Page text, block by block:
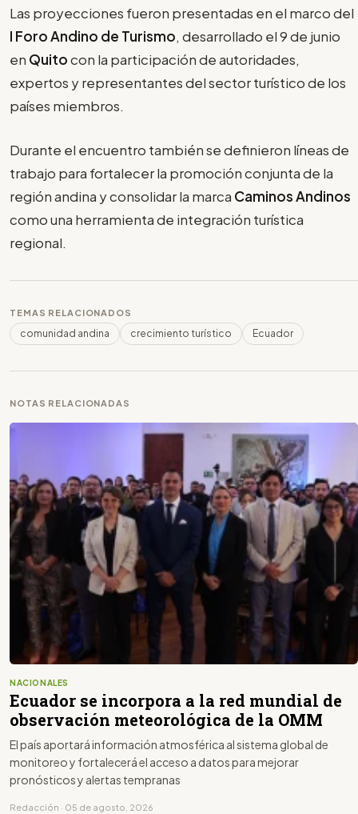
Las proyecciones fueron presentadas en el marco del
I Foro Andino de Turismo, desarrollado el 9 de junio
en Quitocon la participación de autoridades,
expertos y representantes del sector turístico de los
países miembros.
Durante el encuentro también se definieron líneas de
trabajo para fortalecer la promoción conjunta de la
región andina y consolidar la marca Caminos Andinos
como una herramienta de integración turística
regional.
TEMAS RELACIONADOS
comunidad andina crecimiento turístico Ecuador
NOTAS RELACIONADAS
NACIONALES
Ecuador se incorpora a la red mundial de
observación meteorológica de la OMM
El país aportará información atmosférica al sistema global de
monitoreo y fortalecerá el acceso a datos para mejorar
pronósticos y alertas tempranas
Redacción · 05 de agosto, 2026